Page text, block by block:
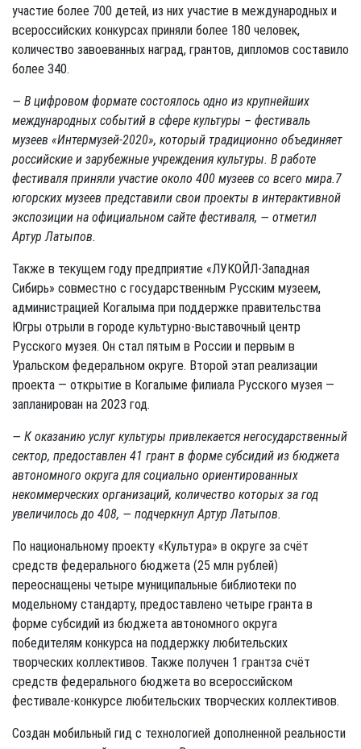
участие более 700 детей, из них участие в международных и
всероссийских конкурсах приняли более 180 человек,
количество завоеванных наград, грантов, дипломов составило
более 340.
— В цифровом формате состоялось одно из крупнейших
международных событий в сфере культуры – фестиваль
музеев «Интермузей-2020», который традиционно объединяет
российские и зарубежные учреждения культуры. В работе
фестиваля приняли участие около 400 музеев со всего мира.7
югорских музеев представили свои проекты в интерактивной
экспозиции на официальном сайте фестиваля, — отметил
Артур Латыпов.
Также в текущем году предприятие «ЛУКОЙЛ-Западная
Сибирь» совместно с государственным Русским музеем,
администрацией Когалыма при поддержке правительства
Югры отрыли в городе культурно-выставочный центр
Русского музея. Он стал пятым в России и первым в
Уральском федеральном округе. Второй этап реализации
проекта — открытие в Когалыме филиала Русского музея —
запланирован на 2023 год.
— К оказанию услуг культуры привлекается негосударственный
сектор, предоставлен 41 грант в форме субсидий из бюджета
автономного округа для социально ориентированных
некоммерческих организаций, количество которых за год
увеличилось до 408, — подчеркнул Артур Латыпов.
По национальному проекту «Культура» в округе за счёт
средств федерального бюджета (25 млн рублей)
переоснащены четыре муниципальные библиотеки по
модельному стандарту, предоставлено четыре гранта в
форме субсидий из бюджета автономного округа
победителям конкурса на поддержку любительских
творческих коллективов. Также получен 1 грантза счёт
средств федерального бюджета во всероссийском
фестивале-конкурсе любительских творческих коллективов.
Создан мобильный гид с технологией дополненной реальности